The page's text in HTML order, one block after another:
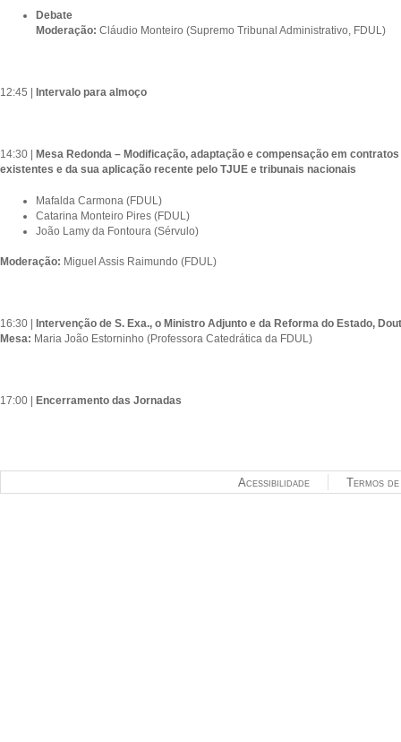
Debate
Moderação: Cláudio Monteiro (Supremo Tribunal Administrativo, FDUL)
12:45 | Intervalo para almoço
14:30 |
Mesa Redonda – Modificação, adaptação e compensação em
existentes e da sua aplicação recente pelo TJUE e tribunais nacionais
Mafalda Carmona (FDUL)
Catarina Monteiro Pires (FDUL)
João Lamy da Fontoura (Sérvulo)
Moderação: Miguel Assis Raimundo (FDUL)
16:30 |
Intervenção de S. Exa., o Ministro Adjunto e da Reforma do Estado,
Mesa: Maria João Estorninho (Professora Catedrática da FDUL)
17:00 | Encerramento das Jornadas
Termos
Acessibilidade